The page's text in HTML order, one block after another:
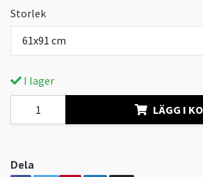
Storlek
61x91 cm
I lager
LÄGG I
Dela